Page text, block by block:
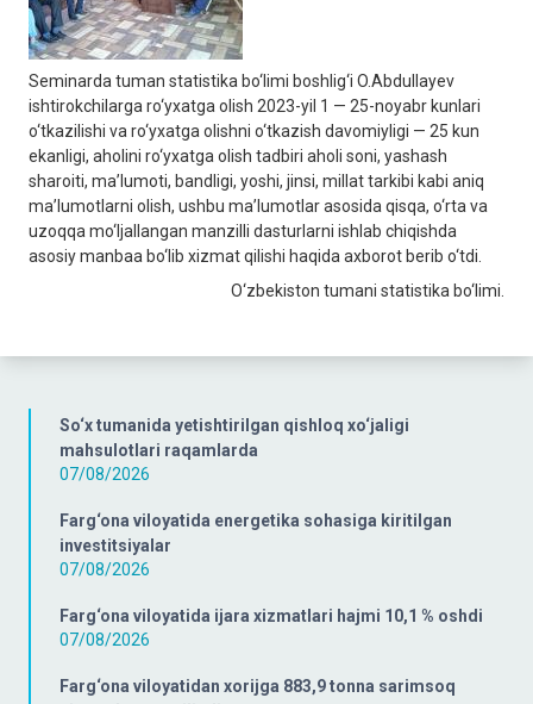
So‘x tumanida yetishtirilgan qishloq xo‘jaligi
mahsulotlari raqamlarda
07/08/2026
Farg‘ona viloyatida energetika sohasiga kiritilgan
investitsiyalar
07/08/2026
Farg‘ona viloyatida ijara xizmatlari hajmi 10,1 % oshdi
07/08/2026
Farg‘ona viloyatidan xorijga 883,9 tonna sarimsoq
Seminarda tuman statistika bo‘limi boshlig‘i O.Abdullayev
ishtirokchilarga ro‘yxatga olish 2023-yil 1 — 25-noyabr kunlari
o‘tkazilishi va ro‘yxatga olishni o‘tkazish davomiyligi — 25 kun
ekanligi, aholini ro‘yxatga olish tadbiri aholi soni, yashash
sharoiti, ma’lumoti, bandligi, yoshi, jinsi, millat tarkibi kabi aniq
ma’lumotlarni olish, ushbu ma’lumotlar asosida qisqa, o‘rta va
uzoqqa mo‘ljallangan manzilli dasturlarni ishlab chiqishda
asosiy manbaa bo‘lib xizmat qilishi haqida axborot berib o‘tdi.
O‘zbekiston tumani statistika bo‘limi.